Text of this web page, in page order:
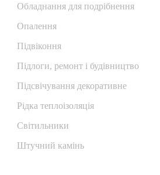
Обладнання для подрібнення
Опалення
Підвіконня
Підлоги, ремонт і будівництво
Підсвічування декоративне
Рідка теплоізоляція
Світильники
Штучний камінь